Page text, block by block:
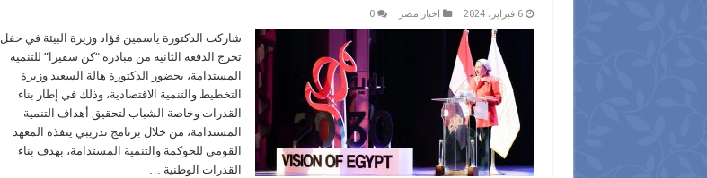
6 فبراير، 2024 اخبار مصر 0
شاركت الدكتورة ياسمين فؤاد وزيرة البيئة في حفل
تخرج الدفعة الثانية من مبادرة “كن سفيرا” للتنمية
المستدامة، بحضور الدكتورة هالة السعيد وزيرة
التخطيط والتنمية الاقتصادية، وذلك في إطار بناء
القدرات وخاصة الشباب لتحقيق أهداف التنمية
المستدامة، من خلال برنامج تدريبي ينفذه المعهد
القومي للحوكمة والتنمية المستدامة، بهدف بناء
القدرات الوطنية …